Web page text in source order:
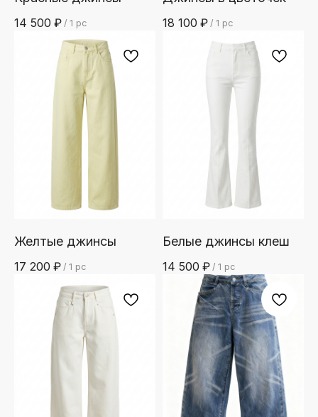
14 500 ₽ / 1 pc 18 100 ₽ / 1 pc
Желтые джинсы
17 200 ₽ / 1 pc
Белые джинсы клеш
14 500 ₽ / 1 pc